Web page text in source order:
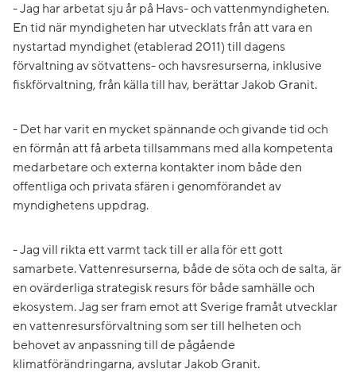
- Jag har arbetat sju år på Havs- och vattenmyndigheten.
En tid när myndigheten har utvecklats från att vara en
nystartad myndighet (etablerad 2011) till dagens
förvaltning av sötvattens- och havsresurserna, inklusive
fiskförvaltning, från källa till hav, berättar Jakob Granit.
- Det har varit en mycket spännande och givande tid och
en förmån att få arbeta tillsammans med alla kompetenta
medarbetare och externa kontakter inom både den
offentliga och privata sfären i genomförandet av
myndighetens uppdrag.
- Jag vill rikta ett varmt tack till er alla för ett gott
samarbete. Vattenresurserna, både de söta och de salta, är
en ovärderliga strategisk resurs för både samhälle och
ekosystem. Jag ser fram emot att Sverige framåt utvecklar
en vattenresursförvaltning som ser till helheten och
behovet av anpassning till de pågående
klimatförändringarna, avslutar Jakob Granit.